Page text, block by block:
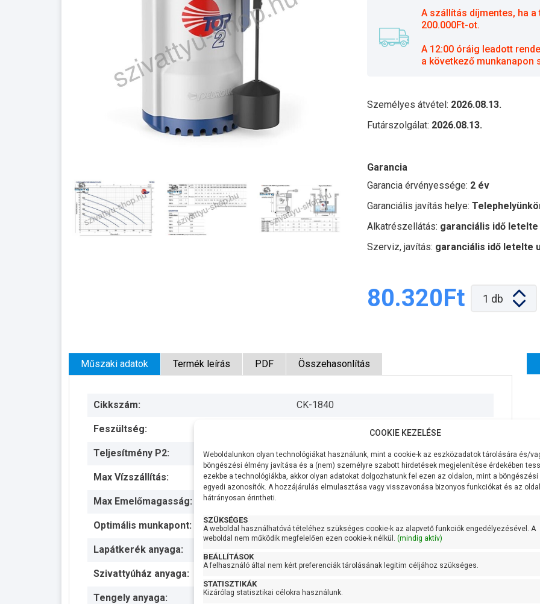
A szállítás díjmentes, ha
200.000Ft-ot.
A 12:00 óráig leadott
a következő munkanapon
Személyes átvétel: 2026.08.13.
Futárszolgálat: 2026.08.13.
Garancia
Garancia érvényessége: 2 év
Garanciális javítás helye:
Alkatrészellátás: garanciális idő letelte
Szerviz, javítás: garanciális idő letelte
80.320Ft 1 db
Műszaki adatok Termék leírás PDF Összehasonlítás
Cikkszám: CK-1840
Feszültség:
Teljesítmény P2: 250W
Max Vízszállítás: 160 liter/perc
Max Emelőmagasság:
Optimális munkapont: 3,7 méteren 100 liter/perc
Lapátkerék anyaga:
Szivattyúház anyaga: Technopolimer
Tengely anyaga: AISI 431 rozsdamentes acél
COOKIE KEZELÉSE
Weboldalunkon olyan technológiákat használunk, mint a cookie-k az eszközadatok tárolására és/
böngészési élmény javítása és a (nem) személyre szabott hirdetések megjelenítése érdekében
ezekbe a technológiákba, akkor olyan adatokat dolgozhatunk fel ezen az oldalon, mint a
egyedi azonosítók. A hozzájárulás elmulasztása vagy visszavonása bizonyos funkciókat és az
hátrányosan érintheti.
SZÜKSÉGES
A weboldal használhatóvá tételéhez szükséges cookie-k az alapvető funkciók engedélyezésével. A
weboldal nem működik megfelelően ezen cookie-k nélkül. (mindig aktív)
BEÁLLÍTÁSOK
A felhasználó által nem kért preferenciák tárolásának legitim céljához szükséges.
STATISZTIKÁK
Kizárólag statisztikai célokra használunk.